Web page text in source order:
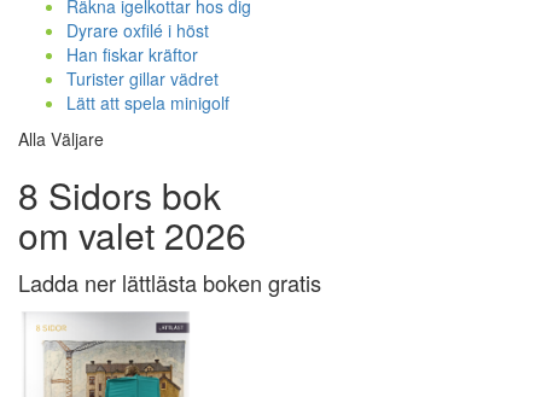
Räkna igelkottar hos dig
Dyrare oxfilé i höst
Han fiskar kräftor
Turister gillar vädret
Lätt att spela minigolf
Alla Väljare
8 Sidors bok
om valet 2026
Ladda ner lättlästa boken gratis